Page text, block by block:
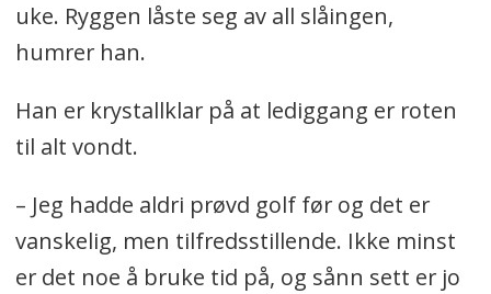
uke. Ryggen låste seg av all slåingen,
humrer han.
Han er krystallklar på at lediggang er roten
til alt vondt.
– Jeg hadde aldri prøvd golf før og det er
vanskelig, men tilfredsstillende. Ikke minst
er det noe å bruke tid på, og sånn sett er jo